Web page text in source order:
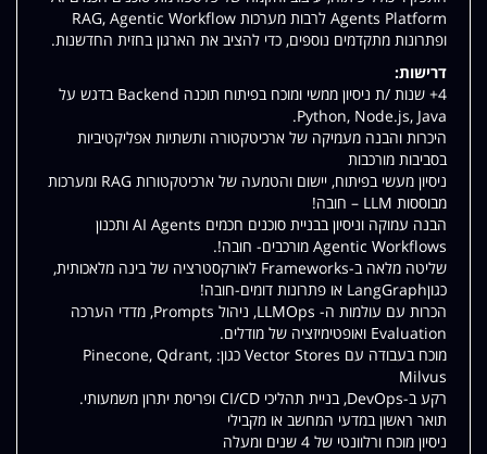
Agents Platform לרבות מערכות RAG, Agentic Workflow
ופתרונות מתקדמים נוספים, כדי להציב את הארגון בחזית החדשנות.
דרישות:
4+ שנות /ת ניסיון ממשי ומוכח בפיתוח תוכנה Backend בדגש על
Python, Node.js, Java.
היכרות והבנה מעמיקה של ארכיטקטורה ותשתיות אפליקטיביות
בסביבות מורכבות
ניסיון מעשי בפיתוח, יישום והטמעה של ארכיטקטורות RAG ומערכות
מבוססות LLM – חובה!
הבנה עמוקה וניסיון בבניית סוכנים חכמים AI Agents ותכנון
Agentic Workflows מורכבים- חובה!.
שליטה מלאה ב-Frameworks לאורקסטרציה של בינה מלאכותית,
כגוןLangGraph או פתרונות דומים-חובה!
הכרות עם עולמות ה- LLMOps, ניהול Prompts, מדדי הערכה
Evaluation ואופטימיזציה של מודלים.
מוכח בעבודה עם Vector Stores כגון: Pinecone, Qdrant,
Milvus
רקע ב-DevOps, בניית תהליכי CI/CD ופריסת יתרון משמעותי.
תואר ראשון במדעי המחשב או מקבילי
ניסיון מוכח ורלוונטי של 4 שנים ומעלה